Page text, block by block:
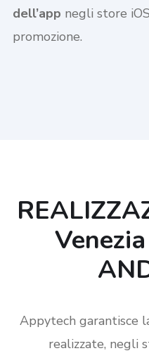
dell’app negli store
promozione.
Appytech garantisce
realizzate, negli